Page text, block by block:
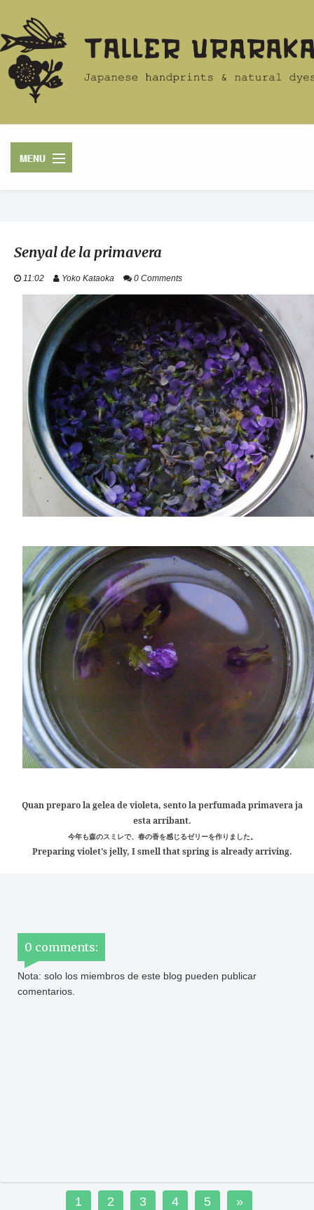
ACERCA
TALLERES
CUIDADOS
CALENDARIO
CONTACTO
SUSCRÍBETE
Senyal de la primavera
11:02 Yoko Kataoka 0 Comments
Quan preparo la gelea de violeta, sento la perfumada primavera ja
esta arribant.
今年も森のスミレで、春の香を感じるゼリーを作りました。
Preparing violet's jelly, I smell that spring is already arriving.
0 comments:
Nota: solo los miembros de este blog pueden publicar
comentarios.
1 2 3 4 5 »